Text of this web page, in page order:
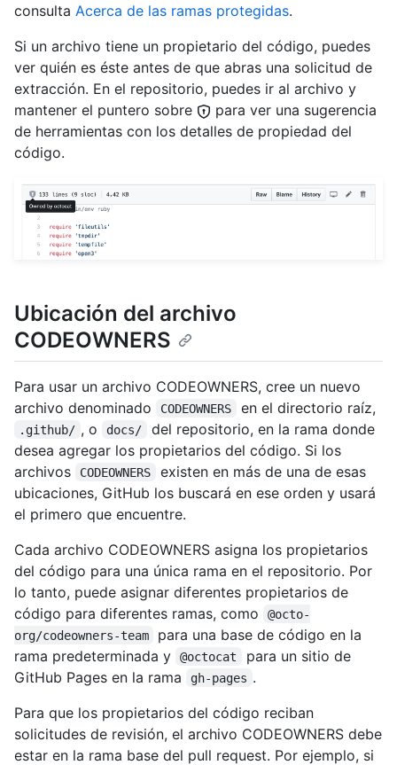
consulta Acerca de las ramas protegidas.
Si un archivo tiene un propietario del código, puedes
ver quién es éste antes de que abras una solicitud de
extracción. En el repositorio, puedes ir al archivo y
mantener el puntero sobre
para ver una sugerencia
de herramientas con los detalles de propiedad del
código.
Ubicación del archivo
CODEOWNERS
Para usar un archivo CODEOWNERS, cree un nuevo
archivo denominado
CODEOWNERS en el directorio raíz,
.github/ , o docs/
del repositorio, en la rama donde
desea agregar los propietarios del código. Si los
archivos
CODEOWNERS
existen en más de una de esas
ubicaciones, GitHub los buscará en ese orden y usará
el primero que encuentre.
Cada archivo CODEOWNERS asigna los propietarios
del código para una única rama en el repositorio. Por
lo tanto, puede asignar diferentes propietarios de
código para diferentes ramas, como
@octo-
org/codeowners-team
para una base de código en la
rama predeterminada y
@octocat
para un sitio de
GitHub Pages en la rama
gh-pages .
Para que los propietarios del código reciban
solicitudes de revisión, el archivo CODEOWNERS debe
estar en la rama base del pull request. Por ejemplo, si